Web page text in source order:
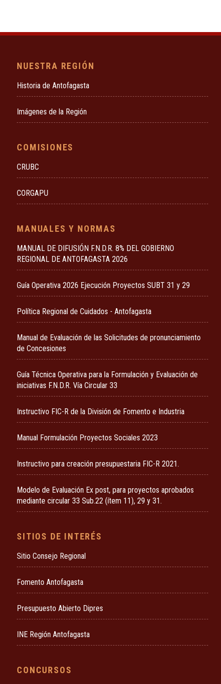
NUESTRA REGIÓN
Historia de Antofagasta
Imágenes de la Región
COMISIONES
CRUBC
CORGAPU
MANUALES Y NORMAS
MANUAL DE DIFUSIÓN F.N.D.R. 8% DEL GOBIERNO
REGIONAL DE ANTOFAGASTA 2026
Guía Operativa 2026 Ejecución Proyectos SUBT 31 y 29
Política Regional de Cuidados - Antofagasta
Manual de Evaluación de las Solicitudes de pronunciamiento
de Concesiones
Guía Técnica Operativa para la Formulación y Evaluación de
iniciativas F.N.D.R. Vía Circular 33
Instructivo FIC-R de la División de Fomento e Industria
Manual Formulación Proyectos Sociales 2023
Instructivo para creación presupuestaria FIC-R 2021.
Modelo de Evaluación Ex post, para proyectos aprobados
mediante circular 33 Sub.22 (ítem 11), 29 y 31.
SITIOS DE INTERÉS
Sitio Consejo Regional
Fomento Antofagasta
Presupuesto Abierto Dipres
INE Región Antofagasta
CONCURSOS